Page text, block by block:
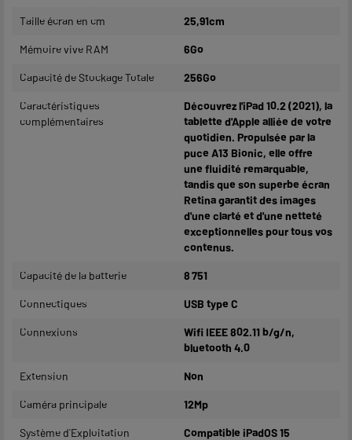
Taille écran en cm 25,91cm
Mémoire vive RAM 6Go
Capacité de Stockage Totale 256Go
Caractéristiques
complémentaires
Découvrez l'iPad 10.2 (2021), la
tablette d'Apple alliée de votre
quotidien. Propulsée par la
puce A13 Bionic, elle offre
une fluidité remarquable,
tandis que son superbe écran
Retina garantit des images
d'une clarté et d'une netteté
exceptionnelles pour tous vos
contenus.
Capacité de la batterie 8 751
Connectiques USB type C
Connexions
Wifi IEEE 802.11 b/g/n,
bluetooth 4.0
Extension Non
Caméra principale 12Mp
Système d'Exploitation Compatible iPadOS 15